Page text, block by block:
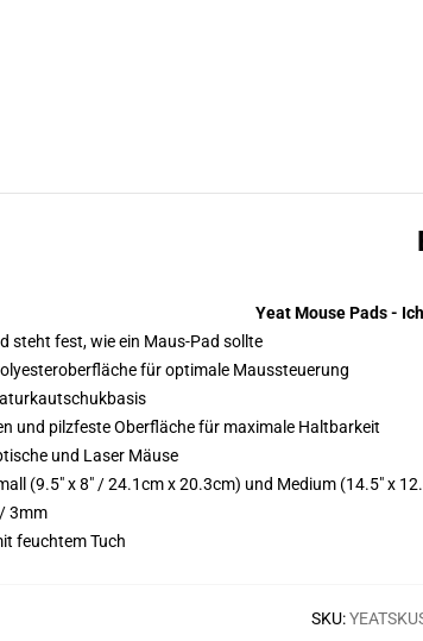
Yeat Mouse Pads -
steht fest, wie ein Maus-Pad sollte
für optimale Maussteuerung
und pilzfeste Oberfläche für maximale Haltbarkeit
und Laser Mäuse
(9.5" x 8" / 24.1cm x 20.3cm) und Medium (14.5" x
3mm
feuchtem Tuch
SKU: